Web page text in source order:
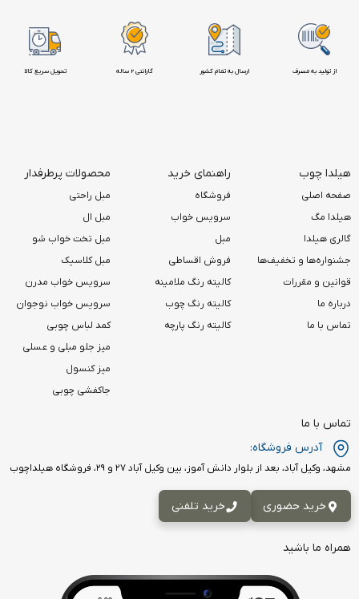
تحویل سریع کالا گارانتی 2 ساله ارسال به تمام کشور از تولید به مصرف
هیلدا چوب
صفحه اصلی
هیلدا مگ
گالری هیلدا
جشنواره‌ها و تخفیف‌ها
قوانین و مقررات
درباره ما
تماس با ما
راهنمای خرید
فروشگاه
سرویس خواب
مبل
فروش اقساطی
کالیته رنگ ملامینه
کالیته رنگ چوب
کالیته رنگ پارچه
محصولات پرطرفدار
مبل راحتی
مبل ال
مبل تخت خواب شو
مبل کلاسیک
سرویس خواب مدرن
سرویس خواب نوجوان
کمد لباس چوبی
میز جلو مبلی و عسلی
میز کنسول
جاکفشی چوبی
تماس با ما
آدرس فروشگاه:
مشهد، وکیل آباد، بعد از بلوار دانش آموز، بین وکیل آباد ۲۷ و ۲۹، فروشگاه هیلداچوب
خرید حضوری خرید تلفنی
همراه ما باشید